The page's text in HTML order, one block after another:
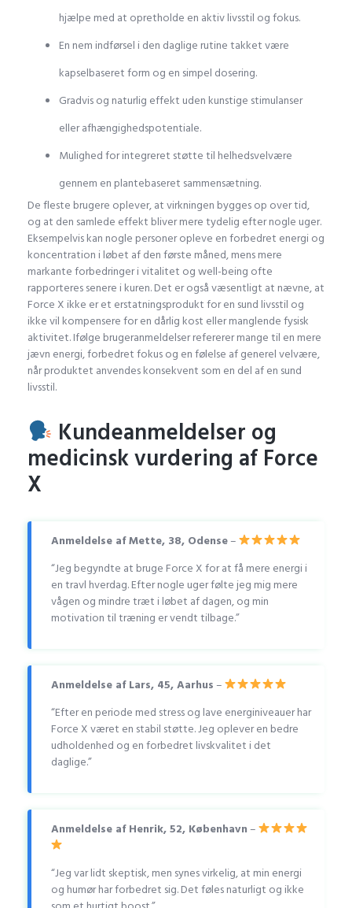
hjælpe med at opretholde en aktiv livsstil og fokus.
En nem indførsel i den daglige rutine takket være
kapselbaseret form og en simpel dosering.
Gradvis og naturlig effekt uden kunstige stimulanser
eller afhængighedspotentiale.
Mulighed for integreret støtte til helhedsvelvære
gennem en plantebaseret sammensætning.
De fleste brugere oplever, at virkningen bygges op over tid,
og at den samlede effekt bliver mere tydelig efter nogle uger.
Eksempelvis kan nogle personer opleve en forbedret energi og
koncentration i løbet af den første måned, mens mere
markante forbedringer i vitalitet og well-being ofte
rapporteres senere i kuren. Det er også væsentligt at nævne, at
Force X ikke er et erstatningsprodukt for en sund livsstil og
ikke vil kompensere for en dårlig kost eller manglende fysisk
aktivitet. Ifølge brugeranmeldelser refererer mange til en mere
jævn energi, forbedret fokus og en følelse af generel velvære,
når produktet anvendes konsekvent som en del af en sund
livsstil.
Kundeanmeldelser og
medicinsk vurdering af Force
X
Anmeldelse af Mette, 38, Odense–
“Jeg begyndte at bruge Force X for at få mere energi i
en travl hverdag. Efter nogle uger følte jeg mig mere
vågen og mindre træt i løbet af dagen, og min
motivation til træning er vendt tilbage.”
Anmeldelse af Lars, 45, Aarhus–
“Efter en periode med stress og lave energiniveauer har
Force X været en stabil støtte. Jeg oplever en bedre
udholdenhed og en forbedret livskvalitet i det
daglige.”
Anmeldelse af Henrik, 52, København–
“Jeg var lidt skeptisk, men synes virkelig, at min energi
og humør har forbedret sig. Det føles naturligt og ikke